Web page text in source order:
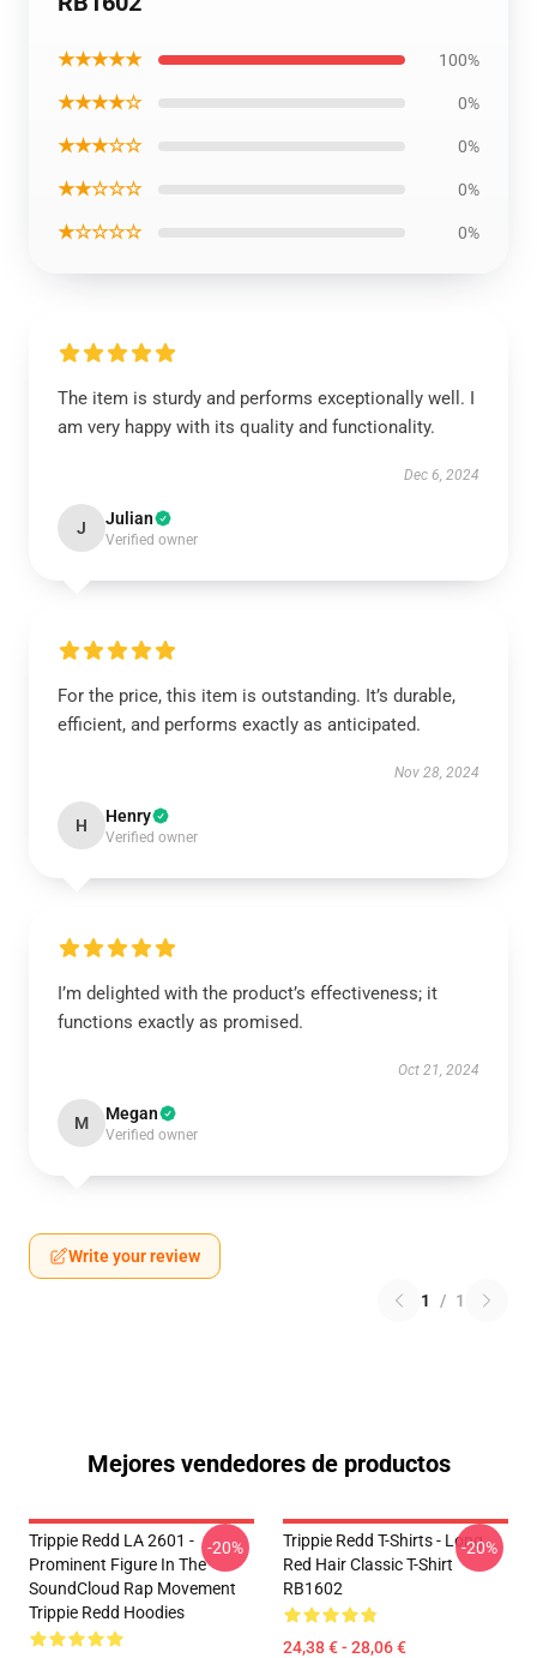
★★★★★ 100%
★★★★☆ 0%
★★★☆☆ 0%
★★☆☆☆ 0%
★☆☆☆☆ 0%
The item is sturdy and performs exceptionally well. I
am very happy with its quality and functionality.
Dec 6, 2024
J Julian
Verified owner
For the price, this item is outstanding. It’s durable,
efficient, and performs exactly as anticipated.
Nov 28, 2024
H Henry
Verified owner
I’m delighted with the product’s effectiveness; it
functions exactly as promised.
Oct 21, 2024
M Megan
Verified owner
Write your review
1 / 1
Mejores vendedores de productos
Trippie Redd LA 2601 -
Prominent Figure In The
SoundCloud Rap Movement
Trippie Redd Hoodies
-20%
Trippie Redd T-Shirts - Long
Red Hair Classic T-Shirt
RB1602
24,38 € - 28,06 €
-20%